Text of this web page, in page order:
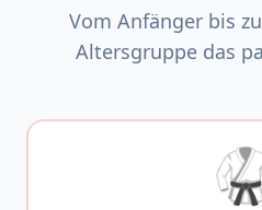
Vom Anfänger bis
Altersgruppe das